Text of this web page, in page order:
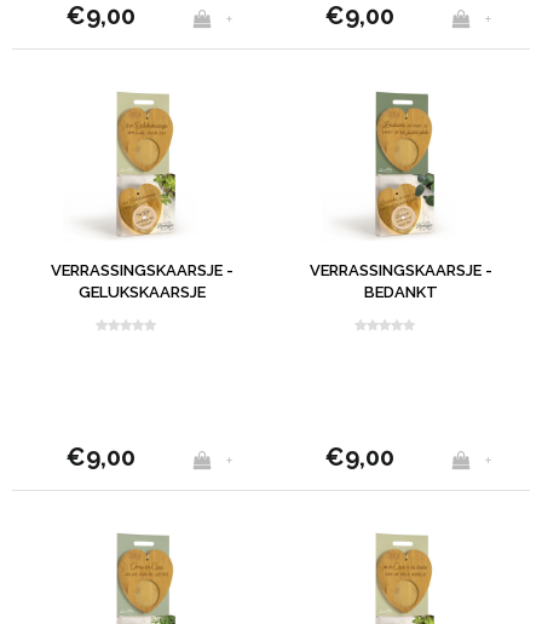
€9,00 + €9,00 +
VERRASSINGSKAARSJE -
GELUKSKAARSJE
€9,00 +
VERRASSINGSKAARSJE -
BEDANKT
€9,00 +